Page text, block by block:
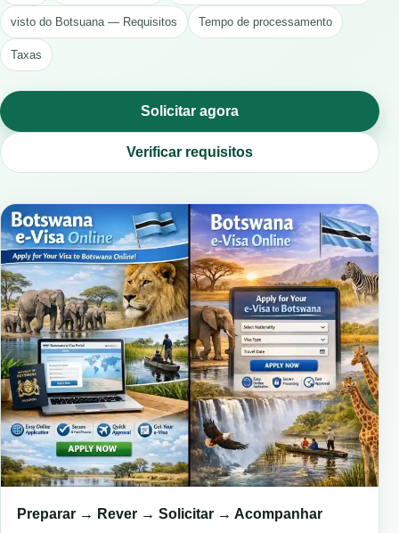
visto do Botsuana — Requisitos Tempo de processamento
Taxas
Solicitar agora
Verificar requisitos
Preparar → Rever → Solicitar → Acompanhar